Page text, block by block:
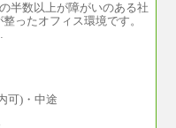
半数以上が障がいのある社
ったオフィス環境です。
可)・中途